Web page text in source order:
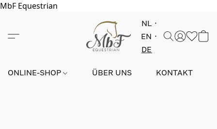
MbF Equestrian
NL
EN
DE
ONLINE-SHOP ÜBER UNS KONTAKT